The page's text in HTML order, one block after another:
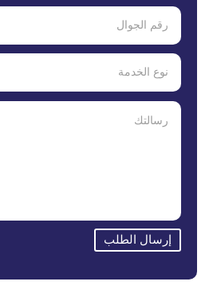
إرسال الطلب